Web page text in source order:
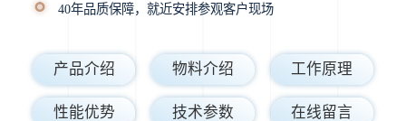
40年品质保障，就近安排参观客户现场
产品介绍 物料介绍 工作原理
性能优势 技术参数 在线留言